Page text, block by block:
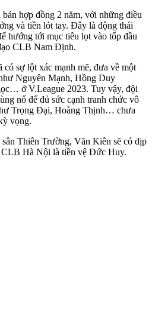
hợp đồng 2 năm, với những điều
và tiền lót tay. Đây là động thái
hướng tới mục tiêu lọt vào tốp đầu
CLB Nam Định.
sự lột xác mạnh mẽ, đưa về một
Nguyên Mạnh, Hồng Duy
ở V.League 2023. Tuy vậy, đội
nổ để đủ sức cạnh tranh chức vô
Trọng Đại, Hoàng Thịnh… chưa
vọng.
Thiên Trường, Văn Kiên sẽ có dịp
Hà Nội là tiền vệ Đức Huy.